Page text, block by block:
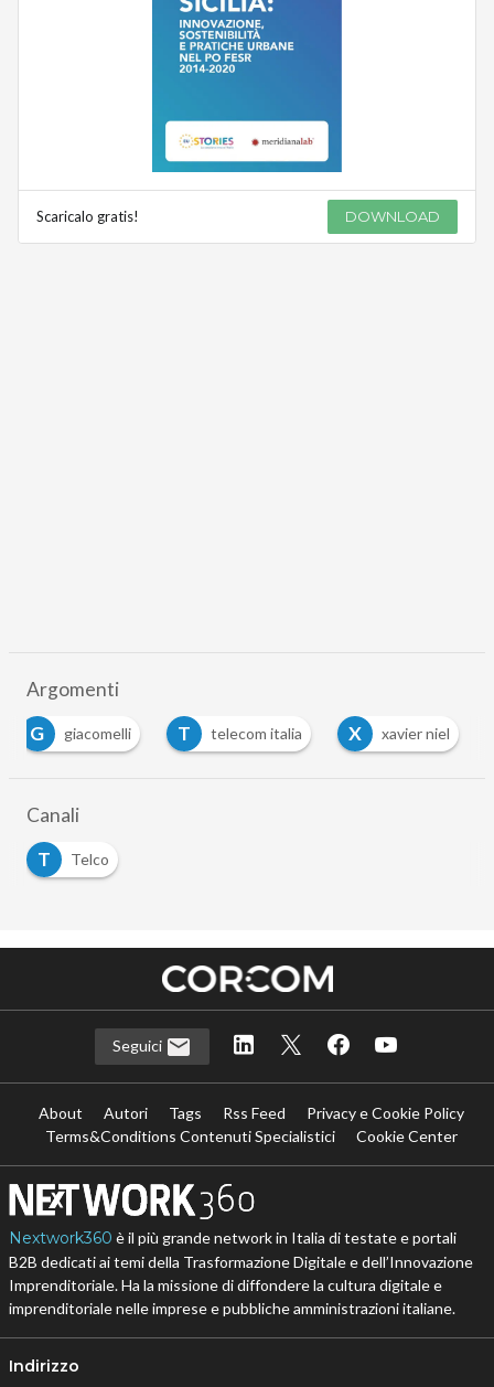
Scaricalo gratis! DOWNLOAD
Argomenti
G
giacomelli T telecom italia X xavier niel
Canali
T
Telco
Seguici
About Autori Tags Rss Feed
Privacy e Cookie Policy
Terms&Conditions Contenuti Specialistici
Cookie Center
Nextwork360 è il più grande network in Italia di testate e portali
B2B dedicati ai temi della Trasformazione Digitale e dell’Innovazione
Imprenditoriale. Ha la missione di diffondere la cultura digitale e
imprenditoriale nelle imprese e pubbliche amministrazioni italiane.
Indirizzo